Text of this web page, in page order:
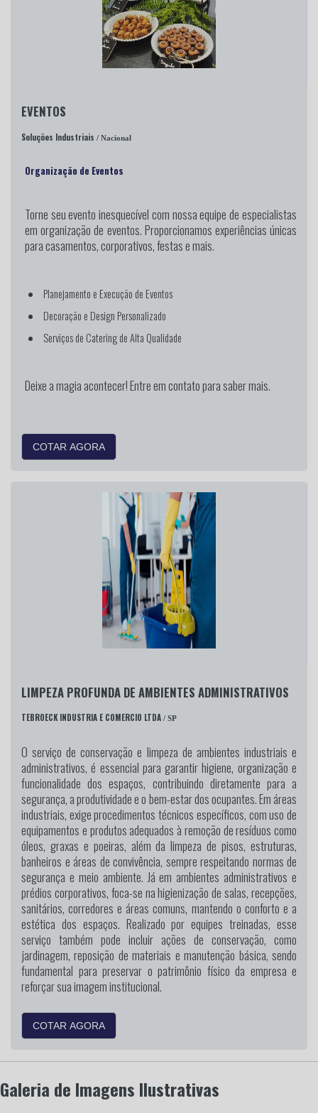
EVENTOS
Soluções Industriais / Nacional
Organização de Eventos
Torne seu evento inesquecível com nossa equipe de especialistas
em organização de eventos. Proporcionamos experiências únicas
para casamentos, corporativos, festas e mais.
Planejamento e Execução de Eventos
Decoração e Design Personalizado
Serviços de Catering de Alta Qualidade
Deixe a magia acontecer! Entre em contato para saber mais.
COTAR AGORA
LIMPEZA PROFUNDA DE AMBIENTES ADMINISTRATIVOS
TEBROECK INDUSTRIA E COMERCIO LTDA / SP
O serviço de conservação e limpeza de ambientes industriais e
administrativos, é essencial para garantir higiene, organização e
funcionalidade dos espaços, contribuindo diretamente para a
segurança, a produtividade e o bem-estar dos ocupantes. Em áreas
industriais, exige procedimentos técnicos específicos, com uso de
equipamentos e produtos adequados à remoção de resíduos como
óleos, graxas e poeiras, além da limpeza de pisos, estruturas,
banheiros e áreas de convivência, sempre respeitando normas de
segurança e meio ambiente. Já em ambientes administrativos e
prédios corporativos, foca-se na higienização de salas, recepções,
sanitários, corredores e áreas comuns, mantendo o conforto e a
estética dos espaços. Realizado por equipes treinadas, esse
serviço também pode incluir ações de conservação, como
jardinagem, reposição de materiais e manutenção básica, sendo
fundamental para preservar o patrimônio físico da empresa e
reforçar sua imagem institucional.
COTAR AGORA
Galeria de Imagens Ilustrativas